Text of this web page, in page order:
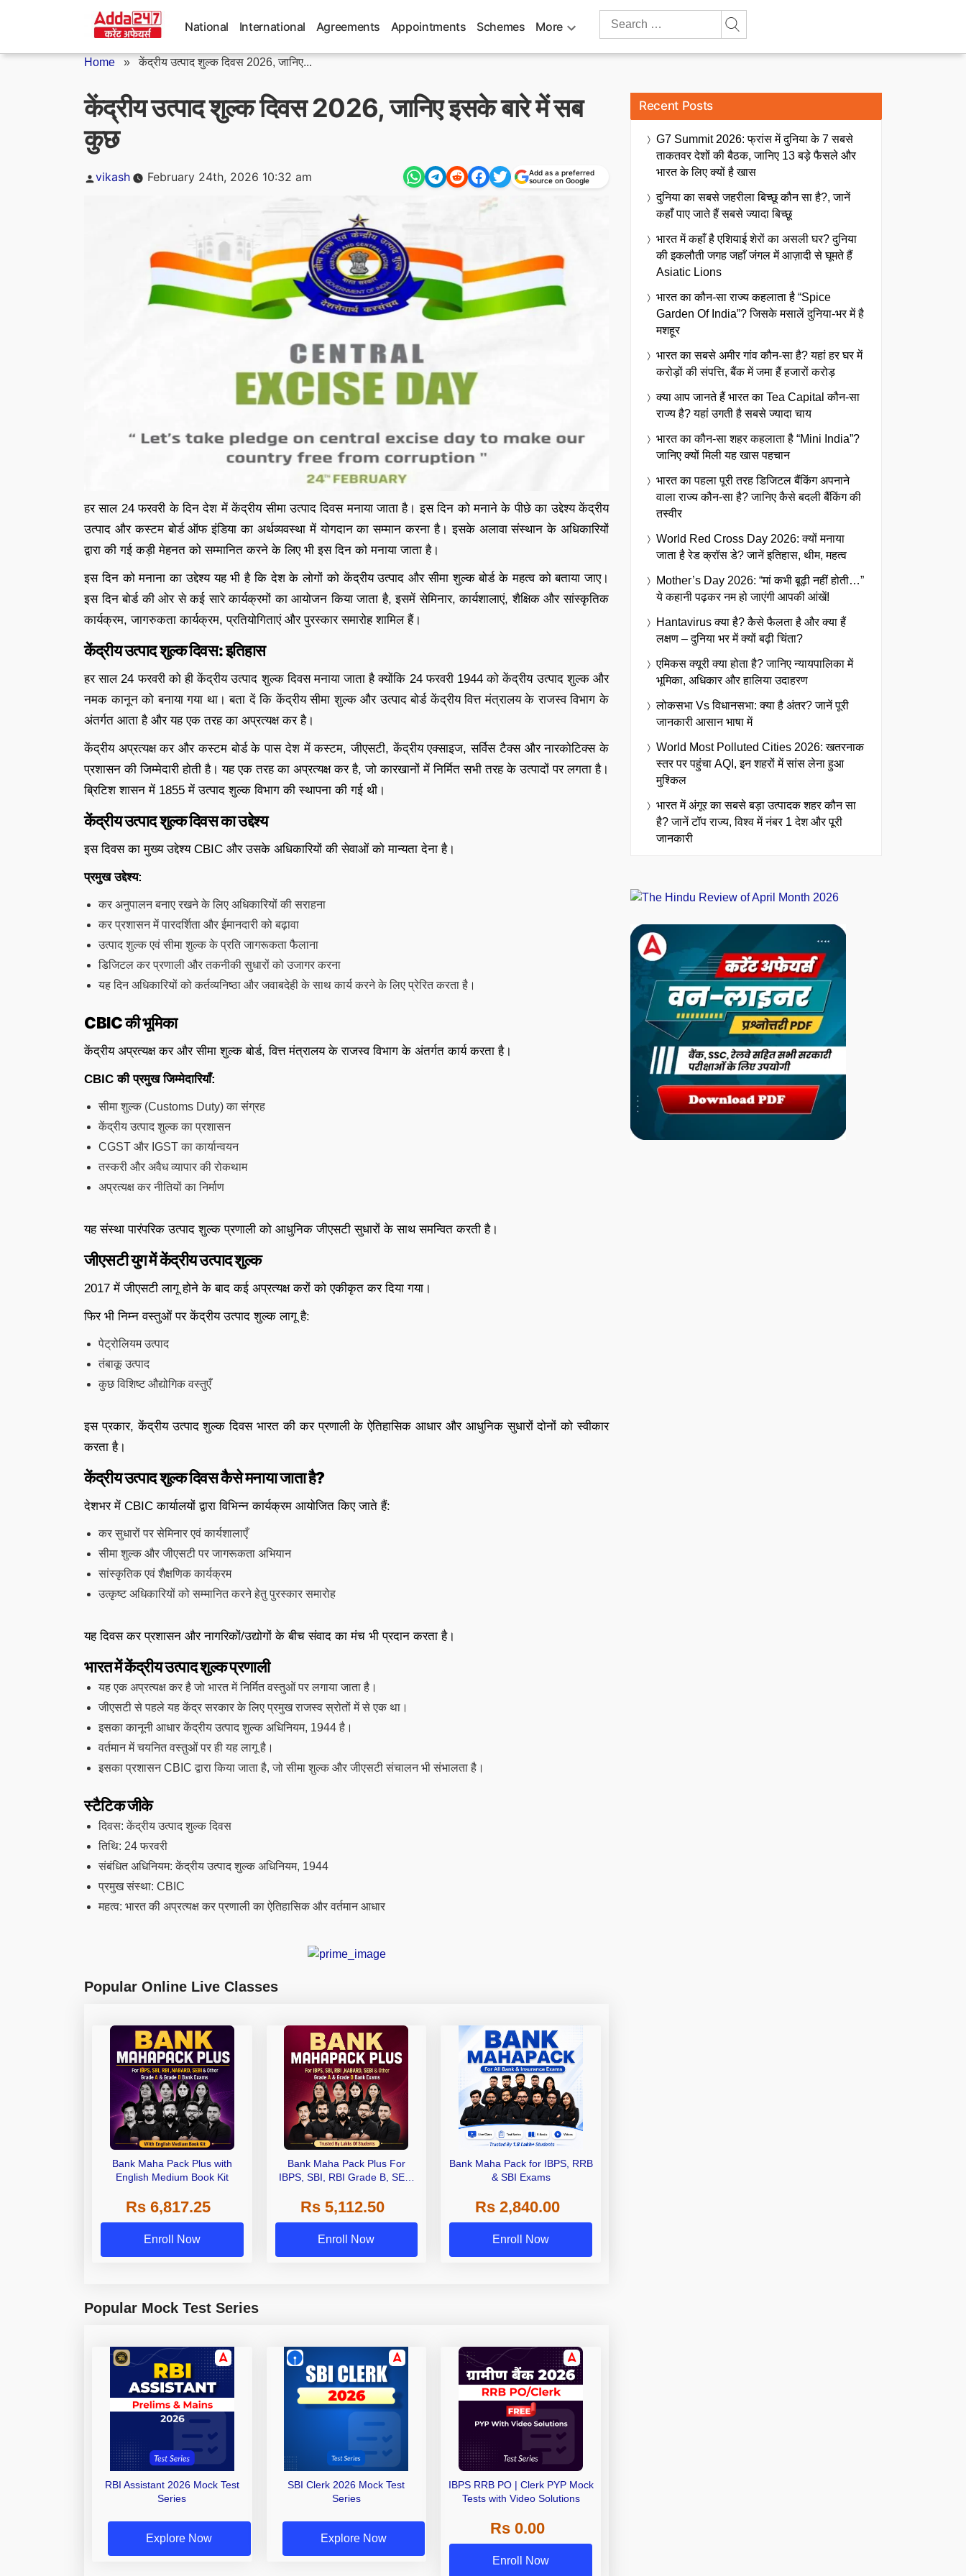
National International Agreements Appointments Schemes More
Search
Home »केंद्रीय उत्पाद शुल्क दिवस 2026, जानिए...
केंद्रीय उत्पाद शुल्क दिवस 2026, जानिए इसके बारे में सब
कुछ
Posted
vikash February 24th, 2026 10:32 am
Add as a preferred
source on Google
हर साल 24 फरवरी के दिन देश में केंद्रीय सीमा उत्पाद दिवस मनाया जाता है। इस दिन को मनाने के पीछे का उद्देश्य केंद्रीय
उत्पाद और कस्टम बोर्ड ऑफ इंडिया का अर्थव्यवस्था में योगदान का सम्मान करना है। इसके अलावा संस्थान के अधिकारियों
द्वारा की गई कड़ी मेहनत को सम्मानित करने के लिए भी इस दिन को मनाया जाता है।
इस दिन को मनाना का उद्देश्य यह भी है कि देश के लोगों को केंद्रीय उत्पाद और सीमा शुल्क बोर्ड के महत्व को बताया जाए।
इस दिन बोर्ड की ओर से कई सारे कार्यक्रमों का आयोजन किया जाता है, इसमें सेमिनार, कार्यशालाएं, शैक्षिक और सांस्कृतिक
कार्यक्रम, जागरुकता कार्यक्रम, प्रतियोगिताएं और पुरस्कार समारोह शामिल हैं।
केंद्रीय उत्पाद शुल्क दिवस: इतिहास
हर साल 24 फरवरी को ही केंद्रीय उत्पाद शुल्क दिवस मनाया जाता है क्योंकि 24 फरवरी 1944 को केंद्रीय उत्पाद शुल्क और
नमक कानून को बनाया गया था। बता दें कि केंद्रीय सीमा शुल्क और उत्पाद बोर्ड केंद्रीय वित्त मंत्रालय के राजस्व विभाग के
अंतर्गत आता है और यह एक तरह का अप्रत्यक्ष कर है।
केंद्रीय अप्रत्यक्ष कर और कस्टम बोर्ड के पास देश में कस्टम, जीएसटी, केंद्रीय एक्साइज, सर्विस टैक्स और नारकोटिक्स के
प्रशासन की जिम्मेदारी होती है। यह एक तरह का अप्रत्यक्ष कर है, जो कारखानों में निर्मित सभी तरह के उत्पादों पर लगता है।
ब्रिटिश शासन में 1855 में उत्पाद शुल्क विभाग की स्थापना की गई थी।
केंद्रीय उत्पाद शुल्क दिवस का उद्देश्य
इस दिवस का मुख्य उद्देश्य CBIC और उसके अधिकारियों की सेवाओं को मान्यता देना है।
प्रमुख उद्देश्य:
कर अनुपालन बनाए रखने के लिए अधिकारियों की सराहना
कर प्रशासन में पारदर्शिता और ईमानदारी को बढ़ावा
उत्पाद शुल्क एवं सीमा शुल्क के प्रति जागरूकता फैलाना
डिजिटल कर प्रणाली और तकनीकी सुधारों को उजागर करना
यह दिन अधिकारियों को कर्तव्यनिष्ठा और जवाबदेही के साथ कार्य करने के लिए प्रेरित करता है।
CBIC की भूमिका
केंद्रीय अप्रत्यक्ष कर और सीमा शुल्क बोर्ड, वित्त मंत्रालय के राजस्व विभाग के अंतर्गत कार्य करता है।
CBIC की प्रमुख जिम्मेदारियाँ:
सीमा शुल्क (Customs Duty) का संग्रह
केंद्रीय उत्पाद शुल्क का प्रशासन
CGST और IGST का कार्यान्वयन
तस्करी और अवैध व्यापार की रोकथाम
अप्रत्यक्ष कर नीतियों का निर्माण
यह संस्था पारंपरिक उत्पाद शुल्क प्रणाली को आधुनिक जीएसटी सुधारों के साथ समन्वित करती है।
जीएसटी युग में केंद्रीय उत्पाद शुल्क
2017 में जीएसटी लागू होने के बाद कई अप्रत्यक्ष करों को एकीकृत कर दिया गया।
फिर भी निम्न वस्तुओं पर केंद्रीय उत्पाद शुल्क लागू है:
पेट्रोलियम उत्पाद
तंबाकू उत्पाद
कुछ विशिष्ट औद्योगिक वस्तुएँ
इस प्रकार, केंद्रीय उत्पाद शुल्क दिवस भारत की कर प्रणाली के ऐतिहासिक आधार और आधुनिक सुधारों दोनों को स्वीकार
करता है।
केंद्रीय उत्पाद शुल्क दिवस कैसे मनाया जाता है?
देशभर में CBIC कार्यालयों द्वारा विभिन्न कार्यक्रम आयोजित किए जाते हैं:
कर सुधारों पर सेमिनार एवं कार्यशालाएँ
सीमा शुल्क और जीएसटी पर जागरूकता अभियान
सांस्कृतिक एवं शैक्षणिक कार्यक्रम
उत्कृष्ट अधिकारियों को सम्मानित करने हेतु पुरस्कार समारोह
यह दिवस कर प्रशासन और नागरिकों/उद्योगों के बीच संवाद का मंच भी प्रदान करता है।
भारत में केंद्रीय उत्पाद शुल्क प्रणाली
यह एक अप्रत्यक्ष कर है जो भारत में निर्मित वस्तुओं पर लगाया जाता है।
जीएसटी से पहले यह केंद्र सरकार के लिए प्रमुख राजस्व स्रोतों में से एक था।
इसका कानूनी आधार केंद्रीय उत्पाद शुल्क अधिनियम, 1944 है।
वर्तमान में चयनित वस्तुओं पर ही यह लागू है।
इसका प्रशासन CBIC द्वारा किया जाता है, जो सीमा शुल्क और जीएसटी संचालन भी संभालता है।
स्टैटिक जीके
दिवस: केंद्रीय उत्पाद शुल्क दिवस
तिथि: 24 फरवरी
संबंधित अधिनियम: केंद्रीय उत्पाद शुल्क अधिनियम, 1944
प्रमुख संस्था: CBIC
महत्व: भारत की अप्रत्यक्ष कर प्रणाली का ऐतिहासिक और वर्तमान आधार
Popular Online Live Classes
Bank Maha Pack Plus with
English Medium Book Kit
Rs 6,817.25
Enroll Now
Bank Maha Pack Plus For
IBPS, SBI, RBI Grade B, SEBI
Other Grade A & Grade B Bank
Exams
Rs 5,112.50
Enroll Now
Bank Maha Pack for IBPS, RRB
& SBI Exams
Rs 2,840.00
Enroll Now
Popular Mock Test Series
RBI Assistant 2026 Mock Test
Series
Explore Now
SBI Clerk 2026 Mock Test
Series
Explore Now
IBPS RRB PO | Clerk PYP Mock
Tests with Video Solutions
Rs 0.00
Enroll Now
Recent Posts
G7 Summit 2026: फ्रांस में दुनिया के 7 सबसे
ताकतवर देशों की बैठक, जानिए 13 बड़े फैसले और
भारत के लिए क्यों है खास
दुनिया का सबसे जहरीला बिच्छू कौन सा है?, जानें
कहाँ पाए जाते हैं सबसे ज्यादा बिच्छू
भारत में कहाँ है एशियाई शेरों का असली घर? दुनिया
की इकलौती जगह जहाँ जंगल में आज़ादी से घूमते हैं
Asiatic Lions
भारत का कौन-सा राज्य कहलाता है “Spice
Garden Of India”? जिसके मसालें दुनिया-भर में है
मशहूर
भारत का सबसे अमीर गांव कौन-सा है? यहां हर घर में
करोड़ों की संपत्ति, बैंक में जमा हैं हजारों करोड़
क्या आप जानते हैं भारत का Tea Capital कौन-सा
राज्य है? यहां उगती है सबसे ज्यादा चाय
भारत का कौन-सा शहर कहलाता है “Mini India”?
जानिए क्यों मिली यह खास पहचान
भारत का पहला पूरी तरह डिजिटल बैंकिंग अपनाने
वाला राज्य कौन-सा है? जानिए कैसे बदली बैंकिंग की
तस्वीर
World Red Cross Day 2026: क्यों मनाया
जाता है रेड क्रॉस डे? जानें इतिहास, थीम, महत्व
Mother’s Day 2026: “मां कभी बूढ़ी नहीं होती…”
ये कहानी पढ़कर नम हो जाएंगी आपकी आंखें!
Hantavirus क्या है? कैसे फैलता है और क्या हैं
लक्षण – दुनिया भर में क्यों बढ़ी चिंता?
एमिकस क्यूरी क्या होता है? जानिए न्यायपालिका में
भूमिका, अधिकार और हालिया उदाहरण
लोकसभा Vs विधानसभा: क्या है अंतर? जानें पूरी
जानकारी आसान भाषा में
World Most Polluted Cities 2026: खतरनाक
स्तर पर पहुंचा AQI, इन शहरों में सांस लेना हुआ
मुश्किल
भारत में अंगूर का सबसे बड़ा उत्पादक शहर कौन सा
है? जानें टॉप राज्य, विश्व में नंबर 1 देश और पूरी
जानकारी